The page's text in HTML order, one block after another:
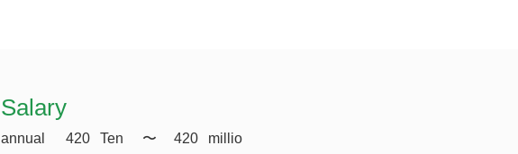
​Salary
annual
420
Ten
​〜 420
millio